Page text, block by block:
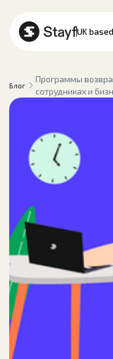
UK based
Блог
Программы
сотрудниках и